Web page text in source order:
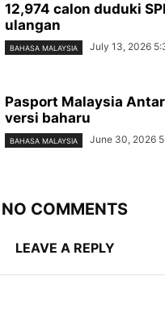
12,974 calon duduki
ulangan
BAHASA MALAYSIA July 13, 2026
Pasport Malaysia
versi baharu
BAHASA MALAYSIA June 30, 2026
NO COMMENTS
LEAVE A REPLY